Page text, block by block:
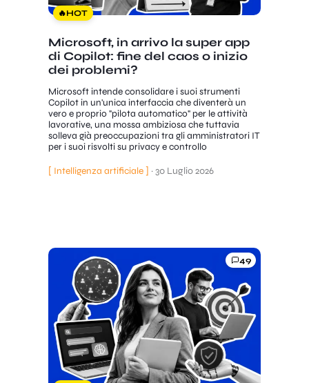
🔥HOT
Microsoft, in arrivo la super app
di Copilot: fine del caos o inizio
dei problemi?
Microsoft intende consolidare i suoi strumenti
Copilot in un'unica interfaccia che diventerà un
vero e proprio "pilota automatico" per le attività
lavorative, una mossa ambiziosa che tuttavia
solleva già preoccupazioni tra gli amministratori IT
per i suoi risvolti su privacy e controllo
[ Intelligenza artificiale ] ·30 Luglio 2026
49